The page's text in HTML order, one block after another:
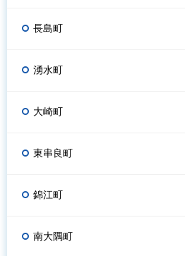
長島町
湧水町
大崎町
東串良町
錦江町
南大隅町